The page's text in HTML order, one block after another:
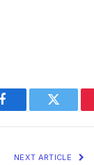
Facebook Twitter
NEXT ARTICLE